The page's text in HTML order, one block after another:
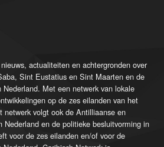
actualiteiten en achtergronden over
Sint Eustatius en Sint Maarten en de
Nederland. Met een netwerk van lokale
op de zes eilanden van het
netwerk volgt ook de Antilliaanse en
Nederland en de politieke besluitvorming in
voor de zes eilanden en/of voor de